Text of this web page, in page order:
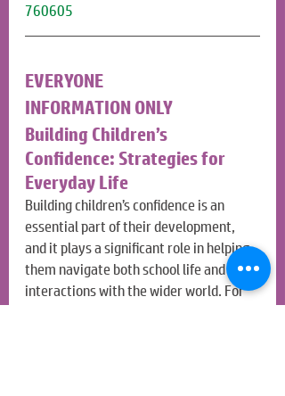
760605
EVERYONE
INFORMATION ONLY
Building Children’s
Confidence: Strategies for
Everyday Life
Building children’s confidence is an
essential part of their development,
and it plays a significant role in helping
them navigate both school life and their
interactions with the wider world. For